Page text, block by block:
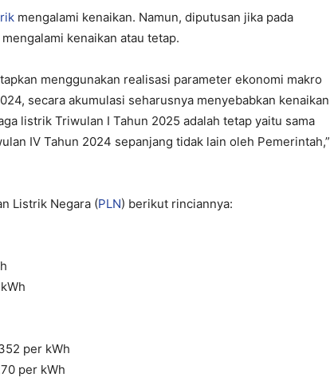
mengalami kenaikan. Namun, diputusan jika pada
kenaikan atau tetap.
menggunakan realisasi parameter ekonomi makro
secara akumulasi seharusnya menyebabkan kenaikan
listrik Triwulan I Tahun 2025 adalah tetap yaitu sama
IV Tahun 2024 sepanjang tidak lain oleh Pemerintah,”
Listrik Negara (PLN) berikut rinciannya:
per kWh
per kWh